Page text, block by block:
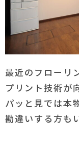
最近のフローリ
プリント技術が
パッと見では本
勘違いする方も